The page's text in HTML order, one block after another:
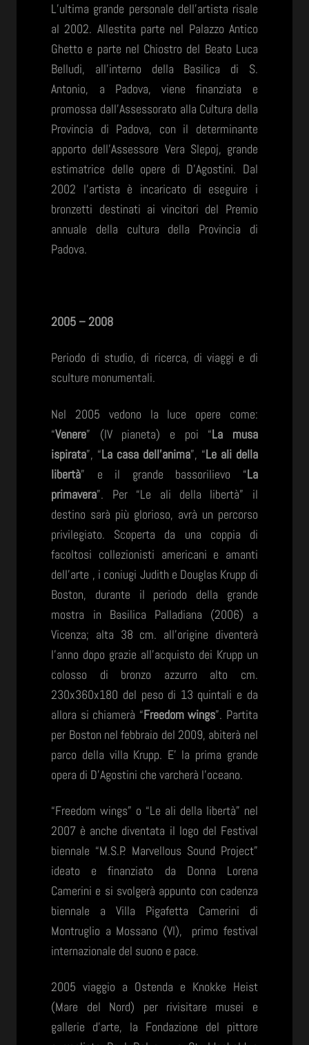
L’ultima grande personale dell’artista risale
al 2002. Allestita parte nel Palazzo Antico
Ghetto e parte nel Chiostro del Beato Luca
Belludi, all’interno della Basilica di S.
Antonio, a Padova, viene finanziata e
promossa dall’Assessorato alla Cultura della
Provincia di Padova, con il determinante
apporto dell’Assessore Vera Slepoj, grande
estimatrice delle opere di D’Agostini. Dal
2002 l’artista è incaricato di eseguire i
bronzetti destinati ai vincitori del Premio
annuale della cultura della Provincia di
Padova.
2005 – 2008
Periodo di studio, di ricerca, di viaggi e di
sculture monumentali.
Nel 2005 vedono la luce opere come:
“Venere” (IV pianeta) e poi “La musa
ispirata”, “La casa dell’anima”, “Le ali della
libertà” e il grande bassorilievo “La
primavera”. Per “Le ali della libertà” il
destino sarà più glorioso, avrà un percorso
privilegiato. Scoperta da una coppia di
facoltosi collezionisti americani e amanti
dell’arte , i coniugi Judith e Douglas Krupp di
Boston, durante il periodo della grande
mostra in Basilica Palladiana (2006) a
Vicenza; alta 38 cm. all’origine diventerà
l’anno dopo grazie all’acquisto dei Krupp un
colosso di bronzo azzurro alto cm.
230x360x180 del peso di 13 quintali e da
allora si chiamerà “Freedom wings”. Partita
per Boston nel febbraio del 2009, abiterà nel
parco della villa Krupp. E’ la prima grande
opera di D’Agostini che varcherà l’oceano.
“Freedom wings” o “Le ali della libertà” nel
2007 è anche diventata il logo del Festival
biennale “M.S.P. Marvellous Sound Project”
ideato e finanziato da Donna Lorena
Camerini e si svolgerà appunto con cadenza
biennale a Villa Pigafetta Camerini di
Montruglio a Mossano (VI), primo festival
internazionale del suono e pace.
2005 viaggio a Ostenda e Knokke Heist
(Mare del Nord) per rivisitare musei e
gallerie d’arte, la Fondazione del pittore